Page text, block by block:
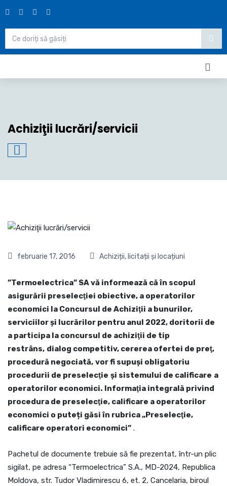
Achiziţii lucrări/servicii
februarie 17, 2016 Achiziții, licitații și locațiuni
”Termoelectrica” SA vă informează că în scopul
asigurării preselecţiei obiective, a operatorilor
economici la Concursul de Achiziţii a bunurilor,
serviciilor şi lucrărilor pentru anul 2022, doritorii de
a participa la concursul de achiziţii de tip
restrâns, dialog competitiv, cererea ofertei de preţ,
procedură negociată, vor fi supuşi obligatoriu
procedurii de preselecţie şi sistemului de calificare a
operatorilor economici. Informaţia integrală privind
procedura de preselecţie, calificare a operatorilor
economici o puteți găsi în rubrica „Preselecţie,
calificare operatori economici” .
Pachetul de documente trebuie să fie prezentat, într-un plic
sigilat, pe adresa “Termoelectrica” S.A., MD-2024, Republica
Moldova, str. Tudor Vladimirescu 6, et. 2, Cancelaria, biroul